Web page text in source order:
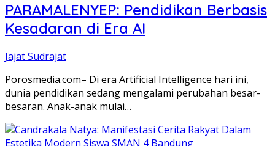
PARAMALENYEP: Pendidikan Berbasis
Kesadaran di Era AI
Jajat Sudrajat
Porosmedia.com– Di era Artificial Intelligence hari ini,
dunia pendidikan sedang mengalami perubahan besar-
besaran. Anak-anak mulai…